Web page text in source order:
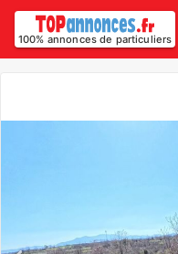
100% annonces de particuliers